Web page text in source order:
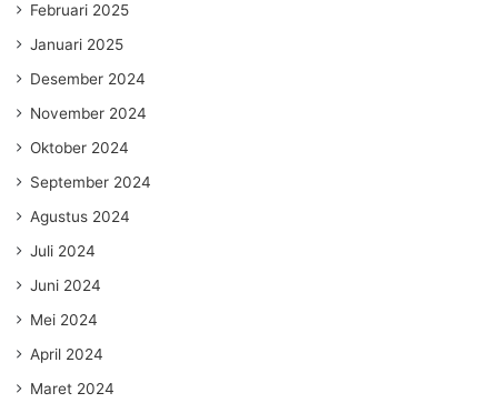
Februari 2025
Januari 2025
Desember 2024
November 2024
Oktober 2024
September 2024
Agustus 2024
Juli 2024
Juni 2024
Mei 2024
April 2024
Maret 2024